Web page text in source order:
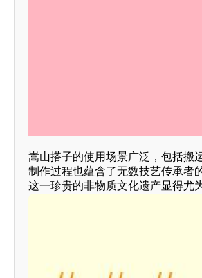
嵩山搭子的使用场景广泛，包括搬
制作过程也蕴含了无数技艺传承者
这一珍贵的非物质文化遗产显得尤